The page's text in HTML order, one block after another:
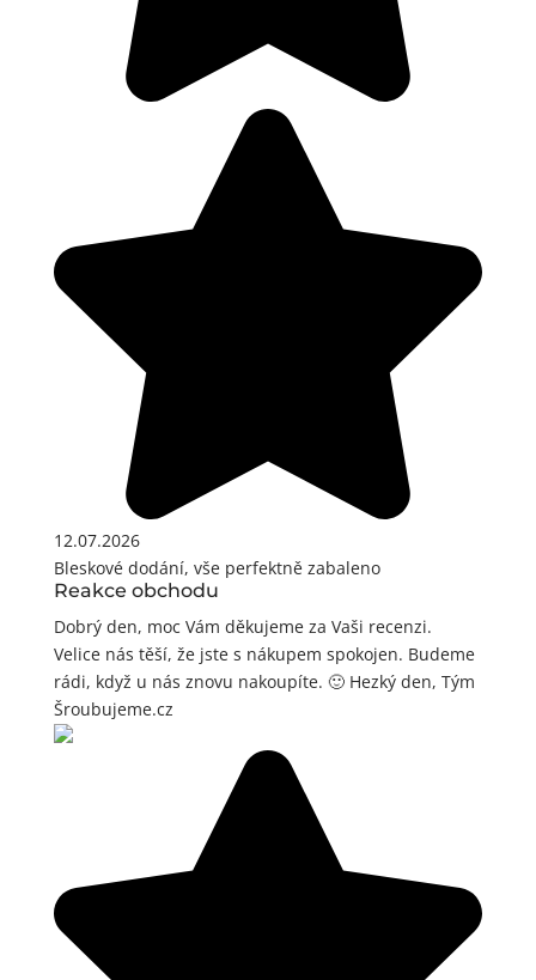
12.07.2026
Bleskové dodání, vše perfektně zabaleno
Reakce obchodu
Dobrý den, moc Vám děkujeme za Vaši recenzi.
Velice nás těší, že jste s nákupem spokojen. Budeme
rádi, když u nás znovu nakoupíte. 🙂 Hezký den, Tým
Šroubujeme.cz